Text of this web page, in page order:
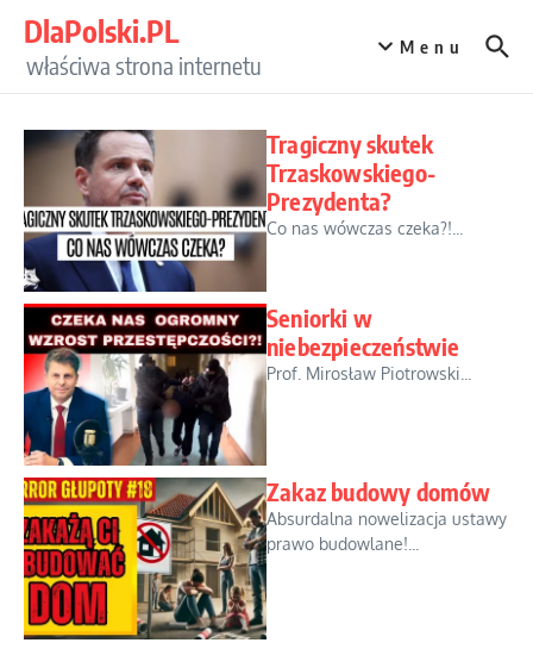
DlaPolski.PL
właściwa strona internetu
Menu
Tragiczny skutek
Trzaskowskiego-
Prezydenta?
Co nas wówczas czeka?!...
Seniorki w
niebezpieczeństwie
Prof. Mirosław Piotrowski...
Zakaz budowy domów
Absurdalna nowelizacja ustawy
prawo budowlane!...